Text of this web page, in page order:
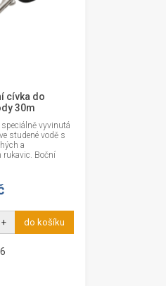
cívka do
30m
vyvinutá
studené vodě s
a
rukavic. Boční
+ do košíku